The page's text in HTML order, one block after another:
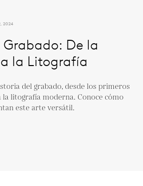
2024
Grabado: De la
la Litografía
del grabado, desde los primeros
la litografía moderna. Conoce cómo
este arte versátil.